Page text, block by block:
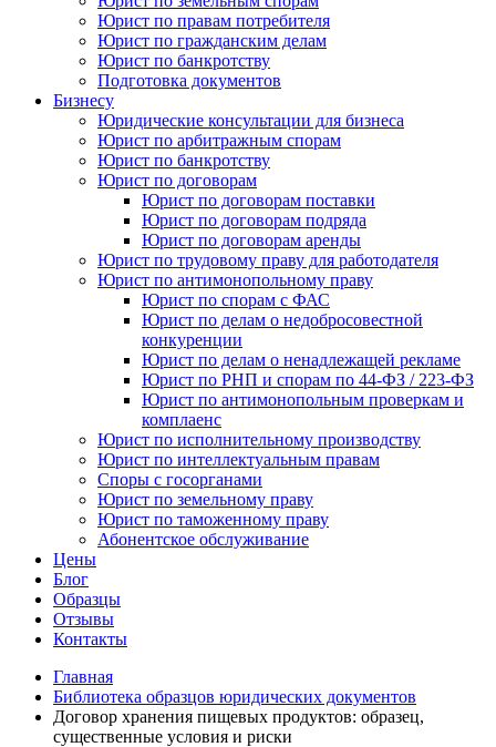
Юрист по правам потребителя
Юрист по гражданским делам
Юрист по банкротству
Подготовка документов
Бизнесу
Юридические консультации для бизнеса
Юрист по арбитражным спорам
Юрист по банкротству
Юрист по договорам
Юрист по договорам поставки
Юрист по договорам подряда
Юрист по договорам аренды
Юрист по трудовому праву для работодателя
Юрист по антимонопольному праву
Юрист по спорам с ФАС
Юрист по делам о недобросовестной
конкуренции
Юрист по делам о ненадлежащей рекламе
Юрист по РНП и спорам по 44-ФЗ / 223-ФЗ
Юрист по антимонопольным проверкам и
комплаенс
Юрист по исполнительному производству
Юрист по интеллектуальным правам
Споры с госорганами
Юрист по земельному праву
Юрист по таможенному праву
Абонентское обслуживание
Цены
Блог
Образцы
Отзывы
Контакты
Главная
Библиотека образцов юридических документов
Договор хранения пищевых продуктов: образец,
существенные условия и риски